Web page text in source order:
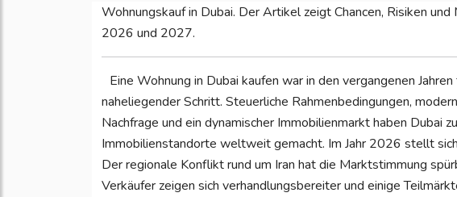
Wohnungskauf in Dubai. Der Artikel zeigt Chancen, Risiken
2026 und 2027.
Eine Wohnung in Dubai kaufen war in den vergangenen
naheliegender Schritt. Steuerliche Rahmenbedingungen,
Nachfrage und ein dynamischer Immobilienmarkt haben Dubai
Immobilienstandorte weltweit gemacht. Im Jahr 2026 stellt
Der regionale Konflikt rund um Iran hat die Marktstimmung
Verkäufer zeigen sich verhandlungsbereiter und einige